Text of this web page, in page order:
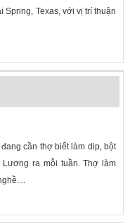
Spring, Texas, với vị trí thuận
cần thợ biết làm dip, bột
ra mỗi tuần. Thợ làm